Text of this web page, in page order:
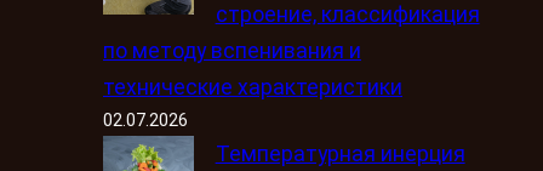
строение, классификация
по методу вспенивания и
технические характеристики
02.07.2026
Температурная инерция